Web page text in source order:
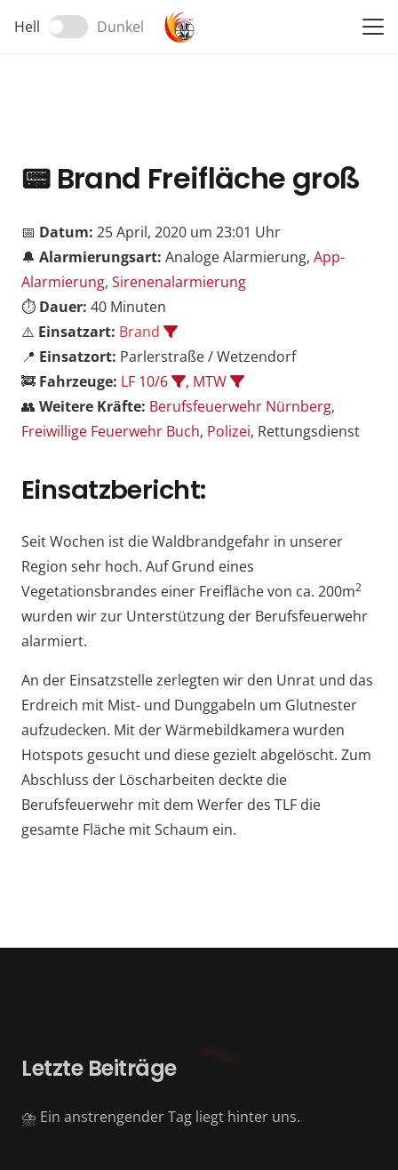
Hell Dunkel
📟Brand Freifläche groß
📅 Datum: 25 April, 2020 um 23:01 Uhr
🔔 Alarmierungsart: Analoge Alarmierung, App-
Alarmierung, Sirenenalarmierung
⏱️ Dauer: 40 Minuten
⚠️ Einsatzart: Brand
📍 Einsatzort: Parlerstraße / Wetzendorf
🚒 Fahrzeuge: LF 10/6 , MTW
👥 Weitere Kräfte: Berufsfeuerwehr Nürnberg,
Freiwillige Feuerwehr Buch, Polizei, Rettungsdienst
Einsatzbericht:
Seit Wochen ist die Waldbrandgefahr in unserer
Region sehr hoch. Auf Grund eines
Vegetationsbrandes einer Freifläche von ca. 200m2
wurden wir zur Unterstützung der Berufsfeuerwehr
alarmiert.
An der Einsatzstelle zerlegten wir den Unrat und das
Erdreich mit Mist- und Dunggabeln um Glutnester
aufzudecken. Mit der Wärmebildkamera wurden
Hotspots gesucht und diese gezielt abgelöscht. Zum
Abschluss der Löscharbeiten deckte die
Berufsfeuerwehr mit dem Werfer des TLF die
gesamte Fläche mit Schaum ein.
Letzte Beiträge
⛈️ Ein anstrengender Tag liegt hinter uns.